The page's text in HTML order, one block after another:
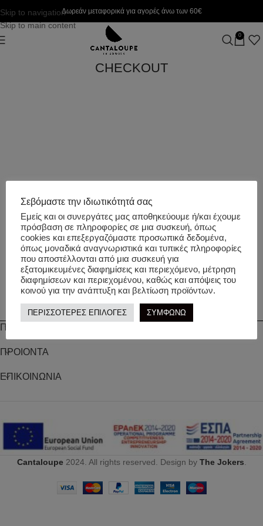
Skip to navigation
Skip to main content
Δωρεάν μεταφορικά για αγορές άνω των 60€
0
CHECKOUT
ΠΛΗΡΟΦΟΡΙΕΣ
ΠΡΟΙΟΝΤΑ
ΕΠΙΚΟΙΝΩΝΙΑ
Cantaloupe 2024. All rights reserved. Design by The Jokers.
Σεβόμαστε την ιδιωτικότητά σας
Εμείς και οι συνεργάτες μας αποθηκεύουμε ή/και έχουμε
πρόσβαση σε πληροφορίες σε μια συσκευή, όπως
cookies και επεξεργαζόμαστε προσωπικά δεδομένα,
όπως μοναδικά αναγνωριστικά και τυπικές πληροφορίες
που αποστέλλονται από μια συσκευή για
εξατομικευμένες διαφημίσεις και περιεχόμενο, μέτρηση
διαφημίσεων και περιεχομένου, καθώς και απόψεις του
κοινού για την ανάπτυξη και βελτίωση προϊόντων.
ΠΕΡΙΣΣΟΤΕΡΕΣ ΕΠΙΛΟΓΕΣ ΣΥΜΦΩΝΩ